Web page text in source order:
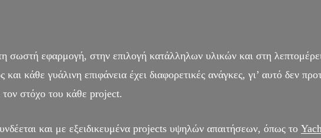
σωστή εφαρμογή, στην επιλογή κατάλληλων υλικών και στη
κάθε γυάλινη επιφάνεια έχει διαφορετικές ανάγκες, γι’ αυτό δεν
τον στόχο του κάθε project.
και με εξειδικευμένα projects υψηλών απαιτήσεων, όπως το